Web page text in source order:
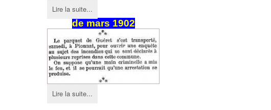
Lire la suite...
de mars 1902
Lire la suite...